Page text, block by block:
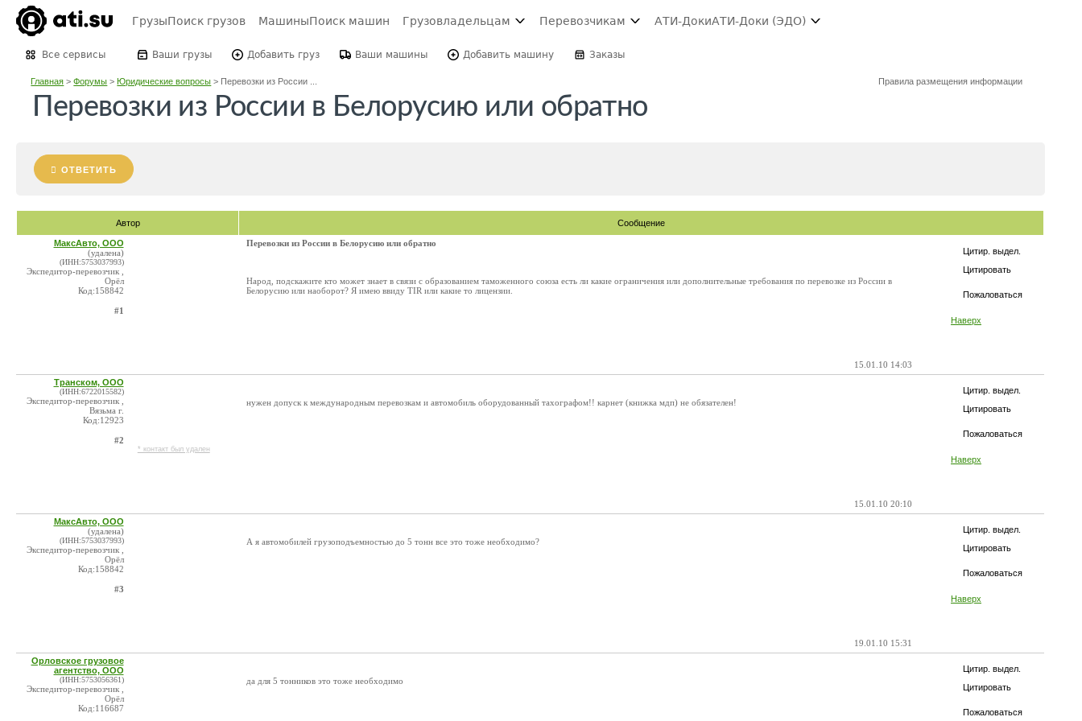
ГрузыПоиск грузов МашиныПоиск машин Грузовладельцам Перевозчикам АТИ-ДокиАТИ-Доки (ЭДО)
Все сервисы Ваши грузы Добавить груз Ваши машины Добавить машину Заказы
Главная >Форумы >Юридические вопросы > Перевозки из России ... Правила размещения информации
Перевозки из России в Белорусию или обратно
ОТВЕТИТЬ
Автор Сообщение
Цитир. выдел.
Цитировать
Пожаловаться
Наверх
МаксАвто, ООО
(удалена)
(ИНН:5753037993)
Экспедитор-перевозчик ,
Орёл
Код:158842
#1
Перевозки из России в Белорусию или обратно
Народ, подскажите кто может знает в связи с образованием таможенного союза есть ли какие ограничения или дополнительные требования по перевозке из России в
Белорусию или наоборот? Я имею ввиду TIR или какие то лицензии.
15.01.10 14:03
Цитир. выдел.
Цитировать
Пожаловаться
Наверх
Транском, ООО
(ИНН:6722015582)
Экспедитор-перевозчик ,
Вязьма г.
Код:12923
#2
* контакт был удален
нужен допуск к международным перевозкам и автомобиль оборудованный тахографом!! карнет (книжка мдп) не обязателен!
15.01.10 20:10
Цитир. выдел.
Цитировать
Пожаловаться
Наверх
МаксАвто, ООО
(удалена)
(ИНН:5753037993)
Экспедитор-перевозчик ,
Орёл
Код:158842
#3
А я автомобилей грузоподъемностью до 5 тонн все это тоже необходимо?
19.01.10 15:31
Цитир. выдел.
Цитировать
Пожаловаться
Орловское грузовое
агентство, ООО
(ИНН:5753056361)
Экспедитор-перевозчик ,
Орёл
Код:116687
да для 5 тонников это тоже необходимо